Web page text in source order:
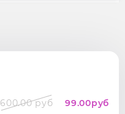
600.00 руб 99.00руб